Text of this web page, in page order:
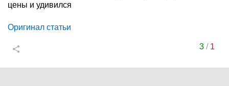
цены и удивился
Оригинал статьи
3/ 1